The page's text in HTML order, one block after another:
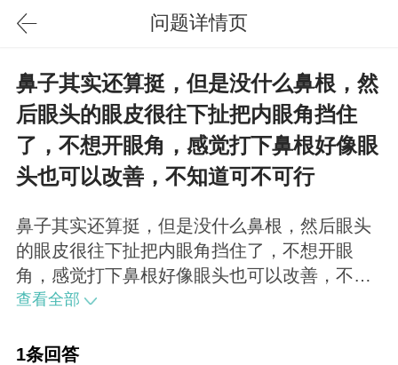
问题详情页
鼻子其实还算挺，但是没什么鼻根，然
后眼头的眼皮很往下扯把内眼角挡住
了，不想开眼角，感觉打下鼻根好像眼
头也可以改善，不知道可不可行
鼻子其实还算挺，但是没什么鼻根，然后眼头
的眼皮很往下扯把内眼角挡住了，不想开眼
角，感觉打下鼻根好像眼头也可以改善，不知
道可不可行？想做欧式点的鼻根额头扁会不会
呢？额头不甚丰满，可以通过自体脂肪注射，
查看全部
1条回答